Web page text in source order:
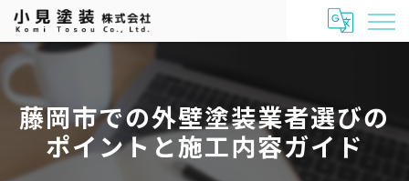
藤岡市での外壁塗装業者選びの
ポイントと施工内容ガイド